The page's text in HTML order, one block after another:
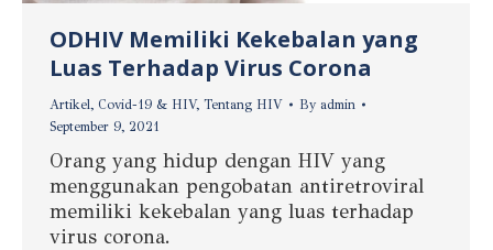
ODHIV Memiliki Kekebalan yang
Luas Terhadap Virus Corona
Artikel, Covid-19 & HIV, Tentang HIV By admin
September 9, 2021
Orang yang hidup dengan HIV yang
menggunakan pengobatan antiretroviral
memiliki kekebalan yang luas terhadap
virus corona.